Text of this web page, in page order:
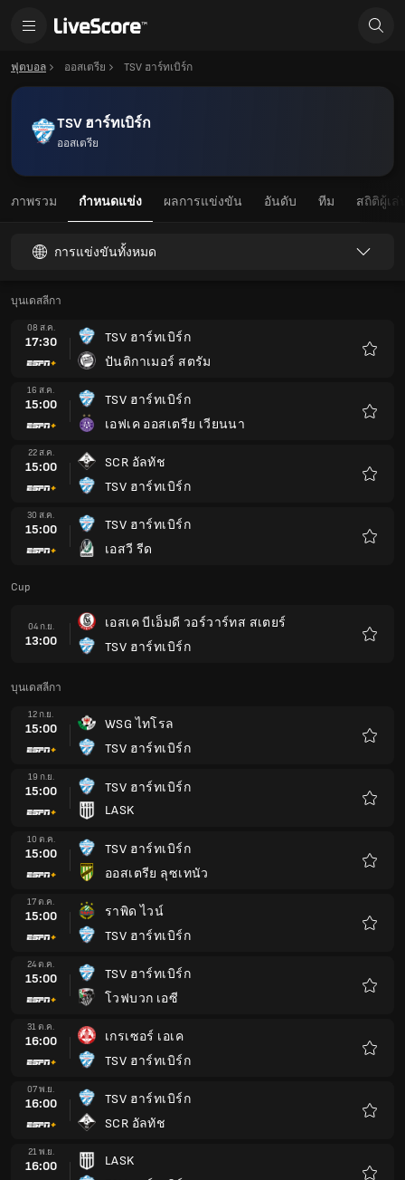
ฟุตบอล ออสเตรีย TSV ฮาร์ทเบิร์ก
TSV ฮาร์ทเบิร์ก
ออสเตรีย
ภาพรวม กำหนดแข่ง ผลการแข่งขัน อันดับ ทีม สถิติผู้เล่
การแข่งขันทั้งหมด
บุนเดสลีกา
08 ส.ค.
17:30
TSV ฮาร์ทเบิร์ก
ปันติกาเมอร์ สตรัม
16 ส.ค.
15:00
TSV ฮาร์ทเบิร์ก
เอฟเค ออสเตรีย เวียนนา
22 ส.ค.
15:00
SCR อัลทัช
TSV ฮาร์ทเบิร์ก
30 ส.ค.
15:00
TSV ฮาร์ทเบิร์ก
เอสวี รีด
Cup
04 ก.ย.
13:00
เอสเค บีเอ็มดี วอร์วาร์ทส สเตยร์
TSV ฮาร์ทเบิร์ก
บุนเดสลีกา
12 ก.ย.
15:00
WSG ไทโรล
TSV ฮาร์ทเบิร์ก
19 ก.ย.
15:00
TSV ฮาร์ทเบิร์ก
LASK
10 ต.ค.
15:00
TSV ฮาร์ทเบิร์ก
ออสเตรีย ลุซเทนัว
17 ต.ค.
15:00
ราพิด ไวน์
TSV ฮาร์ทเบิร์ก
24 ต.ค.
15:00
TSV ฮาร์ทเบิร์ก
โวฟบวก เอซี
31 ต.ค.
16:00
เกรเซอร์ เอเค
TSV ฮาร์ทเบิร์ก
07 พ.ย.
16:00
TSV ฮาร์ทเบิร์ก
SCR อัลทัช
21 พ.ย.
16:00
LASK